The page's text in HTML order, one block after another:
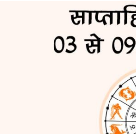
ASTROSAGE
MAGAZINE